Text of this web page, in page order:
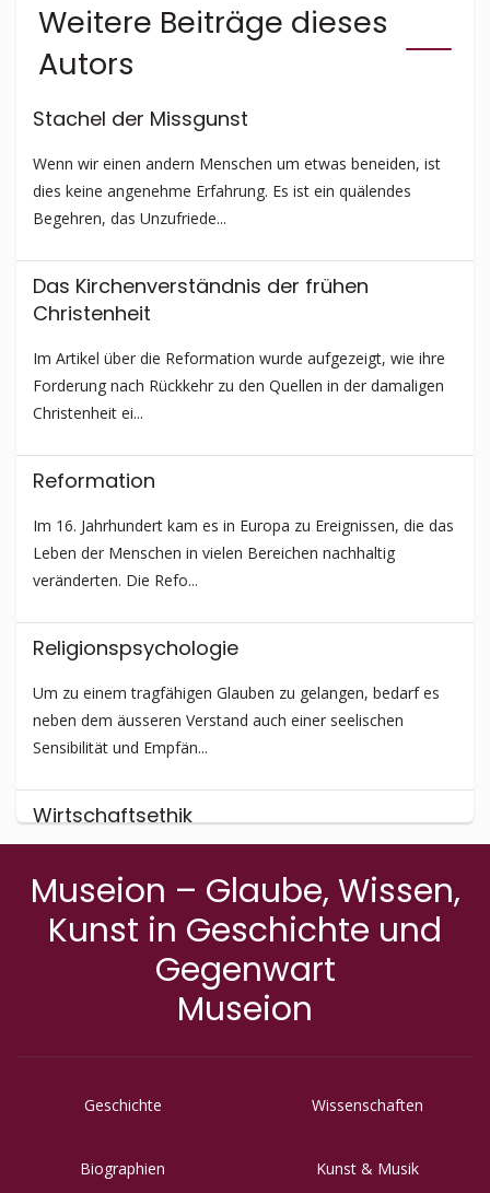
Weitere Beiträge dieses
Autors
Stachel der Missgunst
Wenn wir einen andern Menschen um etwas beneiden, ist
dies keine angenehme Erfahrung. Es ist ein quälendes
Begehren, das Unzufriede...
Das Kirchen­ver­ständ­­nis der frühen
Christenheit
Im Artikel über die Reformation wurde aufgezeigt, wie ihre
Forderung nach Rückkehr zu den Quellen in der damaligen
Christenheit ei...
Reformation
Im 16. Jahrhundert kam es in Europa zu Ereignissen, die das
Leben der Menschen in vielen Bereichen nachhaltig
veränderten. Die Refo...
Religions­psychologie
Um zu einem tragfähigen Glauben zu gelangen, bedarf es
neben dem äusseren Verstand auch einer seelischen
Sensibilität und Empfän...
Wirtschafts­ethik
Begriff Wirtschaft eher negative Dinge assoziiert. Wirtschaft
gilt als eher ...
Museion – Glaube, Wissen,
Kunst in Geschichte und
Gegenwart
Museion
Geschichte Wissenschaften
Biographien Kunst & Musik